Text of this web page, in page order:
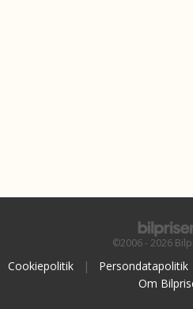
©2006 - 2026
Cookiepolitik | Persondatapolitik
Om